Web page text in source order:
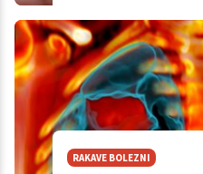
RAKAVE BOLEZNI